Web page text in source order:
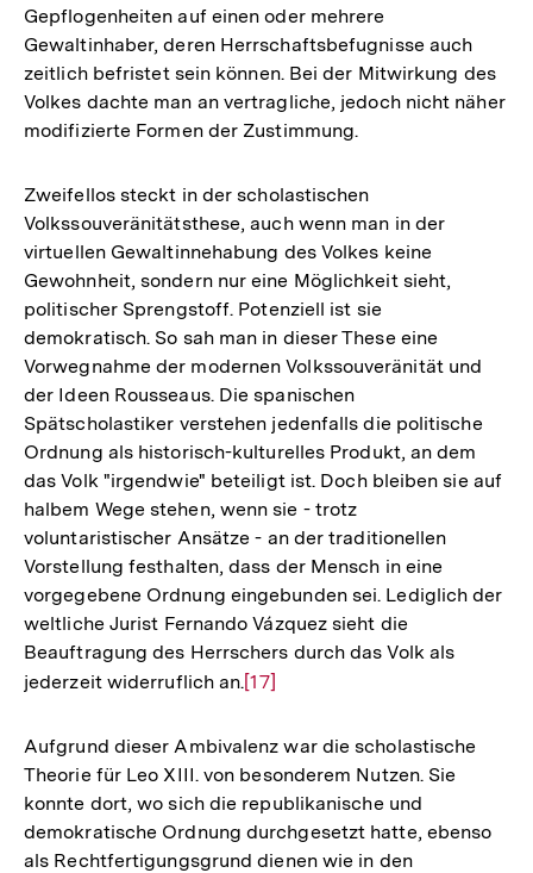
Gepflogenheiten auf einen oder mehrere
Gewaltinhaber, deren Herrschaftsbefugnisse auch
zeitlich befristet sein können. Bei der Mitwirkung des
Volkes dachte man an vertragliche, jedoch nicht näher
modifizierte Formen der Zustimmung.
Zweifellos steckt in der scholastischen
Volkssouveränitätsthese, auch wenn man in der
virtuellen Gewaltinnehabung des Volkes keine
Gewohnheit, sondern nur eine Möglichkeit sieht,
politischer Sprengstoff. Potenziell ist sie
demokratisch. So sah man in dieser These eine
Vorwegnahme der modernen Volkssouveränität und
der Ideen Rousseaus. Die spanischen
Spätscholastiker verstehen jedenfalls die politische
Ordnung als historisch-kulturelles Produkt, an dem
das Volk "irgendwie" beteiligt ist. Doch bleiben sie auf
halbem Wege stehen, wenn sie - trotz
voluntaristischer Ansätze - an der traditionellen
Vorstellung festhalten, dass der Mensch in eine
vorgegebene Ordnung eingebunden sei. Lediglich der
weltliche Jurist Fernando Vázquez sieht die
Beauftragung des Herrschers durch das Volk als
jederzeit widerruflich an.Zur
der
Fußnote
[17]
Aufgrund dieser Ambivalenz war die scholastische
Theorie für Leo XIII. von besonderem Nutzen. Sie
konnte dort, wo sich die republikanische und
demokratische Ordnung durchgesetzt hatte, ebenso
als Rechtfertigungsgrund dienen wie in den